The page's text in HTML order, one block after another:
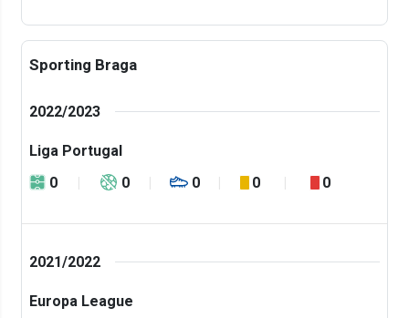
Sporting Braga
2022/2023
Liga Portugal
0
0 0 0 0
2021/2022
Europa League